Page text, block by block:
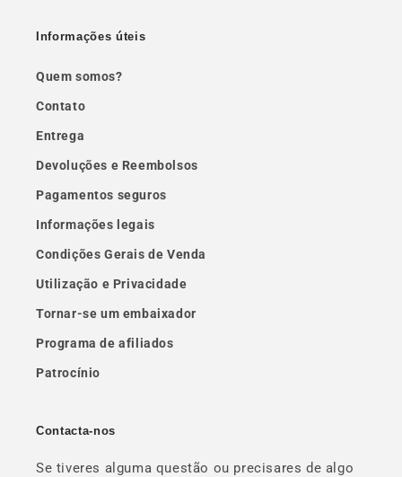
Informações úteis
Quem somos?
Contato
Entrega
Devoluções e Reembolsos
Pagamentos seguros
Informações legais
Condições Gerais de Venda
Utilização e Privacidade
Tornar-se um embaixador
Programa de afiliados
Patrocínio
Contacta-nos
Se tiveres alguma questão ou precisares de algo